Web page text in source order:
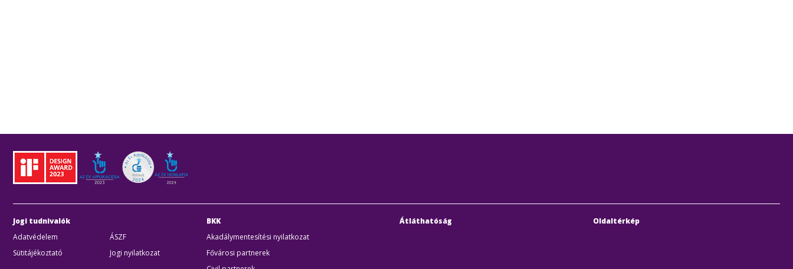
Jogi tudnivalók
Adatvédelem
ÁSZF
Sütitájékoztató
Jogi nyilatkozat
BKK
Akadálymentesítési nyilatkozat
Fővárosi partnerek
Átláthatóság Oldaltérkép